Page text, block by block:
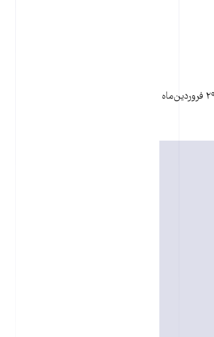
حسن سرخوش، دبيرکل برنامه‌ريزی، پذيرش و اعزام سازمان حج و زيارت گفت: « در روز ۲۹ فروردين‌ماه